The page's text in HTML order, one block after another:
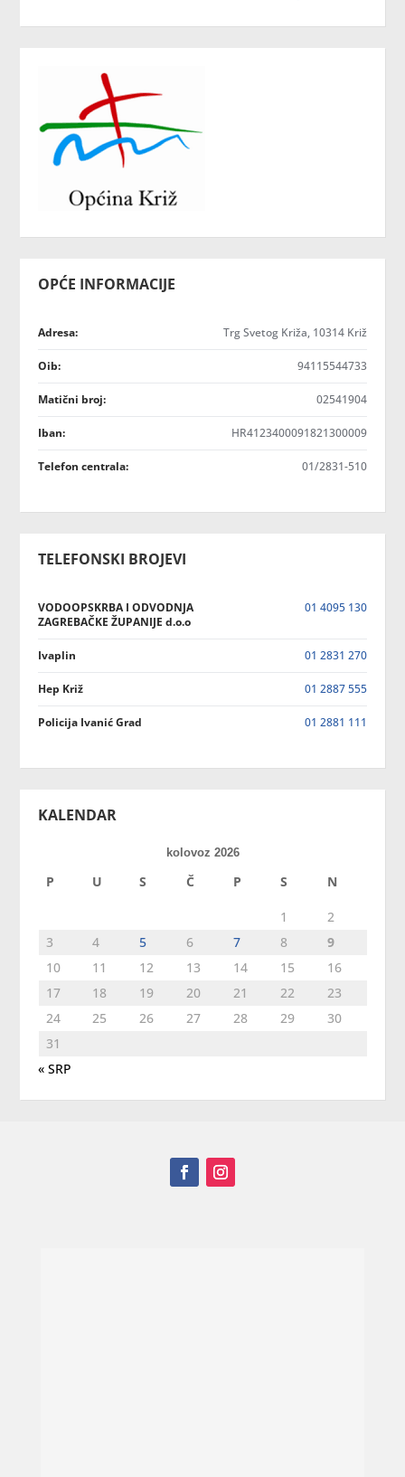
OPĆE INFORMACIJE
Adresa: Trg Svetog Križa, 10314 Križ
Oib: 94115544733
Matični broj: 02541904
Iban: HR4123400091821300009
Telefon centrala: 01/2831-510
TELEFONSKI BROJEVI
VODOOPSKRBA I ODVODNJA
ZAGREBAČKE ŽUPANIJE d.o.o
01 4095 130
Ivaplin 01 2831 270
Hep Križ 01 2887 555
Policija Ivanić Grad 01 2881 111
KALENDAR
kolovoz 2026
P U S Č P S N
1
2
3
4 5 6 7 8
9
10
11 12 13 14 15
16
17
18 19 20 21 22
23
24
25 26 27 28 29
30
31
« SRP